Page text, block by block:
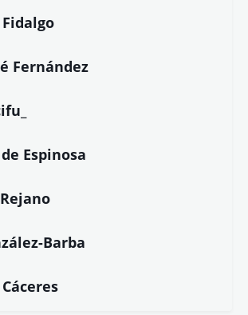
Fernández
Espinosa
Barba